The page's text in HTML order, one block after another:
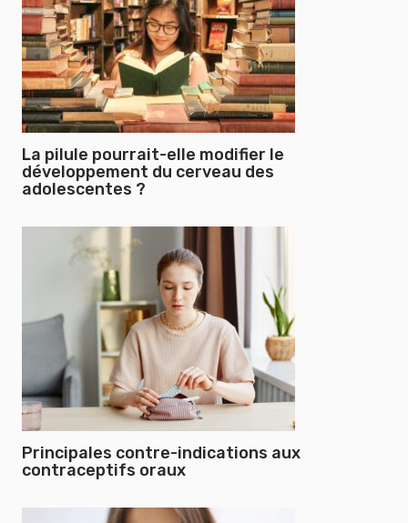
La pilule pourrait-elle modifier le
développement du cerveau des
adolescentes ?
Principales contre-indications aux
contraceptifs oraux